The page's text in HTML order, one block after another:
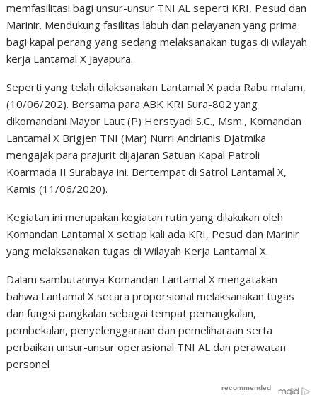
memfasilitasi bagi unsur-unsur TNI AL seperti KRI, Pesud dan
Marinir. Mendukung fasilitas labuh dan pelayanan yang prima
bagi kapal perang yang sedang melaksanakan tugas di wilayah
kerja Lantamal X Jayapura.
Seperti yang telah dilaksanakan Lantamal X pada Rabu malam,
(10/06/202). Bersama para ABK KRI Sura-802 yang
dikomandani Mayor Laut (P) Herstyadi S.C., Msm., Komandan
Lantamal X Brigjen TNI (Mar) Nurri Andrianis Djatmika
mengajak para prajurit dijajaran Satuan Kapal Patroli
Koarmada II Surabaya ini. Bertempat di Satrol Lantamal X,
Kamis (11/06/2020).
Kegiatan ini merupakan kegiatan rutin yang dilakukan oleh
Komandan Lantamal X setiap kali ada KRI, Pesud dan Marinir
yang melaksanakan tugas di Wilayah Kerja Lantamal X.
Dalam sambutannya Komandan Lantamal X mengatakan
bahwa Lantamal X secara proporsional melaksanakan tugas
dan fungsi pangkalan sebagai tempat pemangkalan,
pembekalan, penyelenggaraan dan pemeliharaan serta
perbaikan unsur-unsur operasional TNI AL dan perawatan
personel